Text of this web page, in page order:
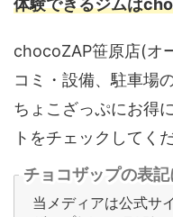
chocoZAP笹原店(オ
コミ・設備、駐車場
ちょこざっぷにお得
トをチェックしてく
チョコザップの表
当メディアは公式サ